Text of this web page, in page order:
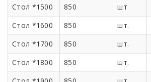
Стол *1500
850 шт
Стол *1600
850 шт.
Стол *1700
850 шт.
Стол *1800
850 шт.